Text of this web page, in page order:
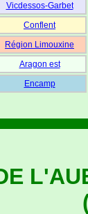
Vicdessos-Garbet
Conflent
Région Limouxine
Aragon est
Encamp